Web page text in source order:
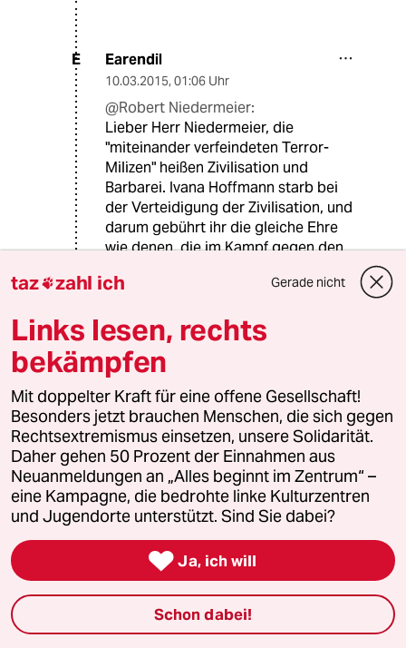
E Earendil
10.03.2015, 01:06 Uhr
@Robert Niedermeier:
Lieber Herr Niedermeier, die
"miteinander verfeindeten Terror-
Milizen" heißen Zivilisation und
Barbarei. Ivana Hoffmann starb bei
der Verteidigung der Zivilisation, und
darum gebührt ihr die gleiche Ehre
wie denen, die im Kampf gegen den
Befreiung Europas vom
alle, die handeln wie sie, verdienen
Solidarität und Unterstützung.
Wie Sie sich als braver deutscher
Bürger am Kampf gegen den IS
beteiligen (nämlich gar nicht), bleibt
Ihnen überlassen. Als staatshöriger
Mensch können Sie die Entscheidung
auch gern an den Bundestag
delegieren. Menschen, die sich nicht
die Interessen des Staates zu eigen
machen, müssen sich darum aber
nicht scheren.
2G 2730 (Profil gelöscht)
taz zahl ich Gerade nicht
Links lesen, rechts
bekämpfen
Mit doppelter Kraft für eine offene Gesellschaft!
Besonders jetzt brauchen Menschen, die sich gegen
Rechtsextremismus einsetzen, unsere Solidarität.
Daher gehen 50 Prozent der Einnahmen aus
Neuanmeldungen an „Alles beginnt im Zentrum“ –
eine Kampagne, die bedrohte linke Kulturzentren
und Jugendorte unterstützt. Sind Sie dabei?
 Ja, ich will
Schon dabei!